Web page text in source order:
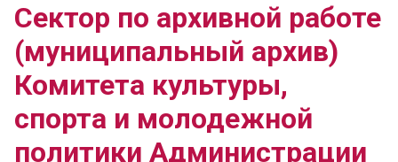
Сектор по архивной работе
(муниципальный архив)
Комитета культуры,
спорта и молодежной
политики Администрации